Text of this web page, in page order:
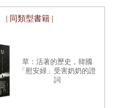
| 同類型書籍 |
草：活著的歷史，韓國
「慰安婦」受害奶奶的證
詞